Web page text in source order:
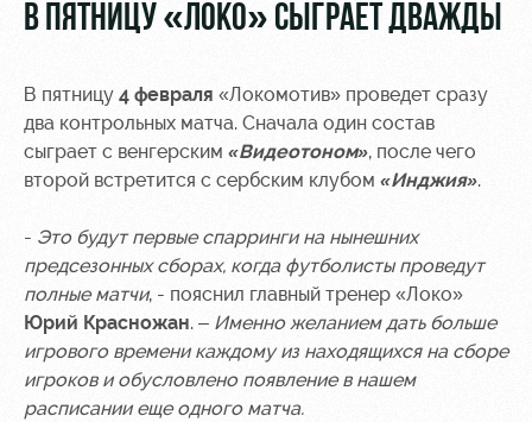
RZD Arena
Events
Hosting
Fields
rent
Space
rentals
Ice palace
Локо
Старт
Локо-Лето
Our fans
Банковская
карта
Wallpapers
Loyalty
program
Parking
В ПЯТНИЦУ «ЛОКО» СЫГРАЕТ ДВАЖДЫ
В пятницу 4 февраля «Локомотив» проведет сразу
два контрольных матча. Сначала один состав
сыграет с венгерским «Видеотоном», после чего
второй встретится с сербским клубом «Инджия».
- Это будут первые спарринги на нынешних
предсезонных сборах, когда футболисты проведут
полные матчи, - пояснил главный тренер «Локо»
Юрий Красножан. – Именно желанием дать больше
игрового времени каждому из находящихся на сборе
игроков и обусловлено появление в нашем
расписании еще одного матча.